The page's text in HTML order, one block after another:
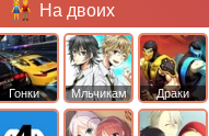
На двоих
Гонки Мльчикам Драки